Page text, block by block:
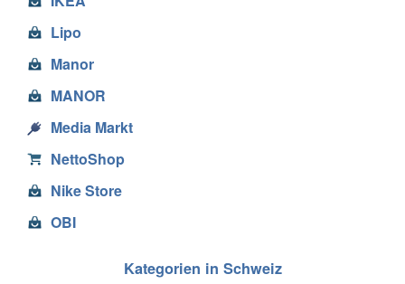
Lipo
Manor
MANOR
Media Markt
NettoShop
Nike Store
OBI
Kategorien in Schweiz